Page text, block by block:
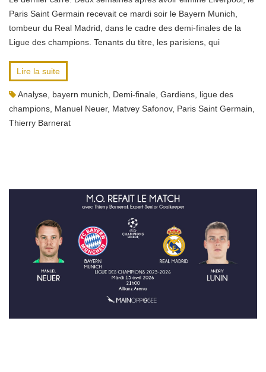
Paris Saint Germain recevait ce mardi soir le Bayern Munich,
tombeur du Real Madrid, dans le cadre des demi-finales de la
Ligue des champions. Tenants du titre, les parisiens, qui
Lire la suite
Analyse bayern munich Demi-finale Gardiens ligue des
champions Manuel Neuer, Matvey Safonov, Paris Saint Germain
Thierry Barnerat